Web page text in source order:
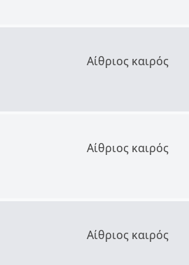
Αίθριος καιρός
Αίθριος καιρός
Αίθριος καιρός